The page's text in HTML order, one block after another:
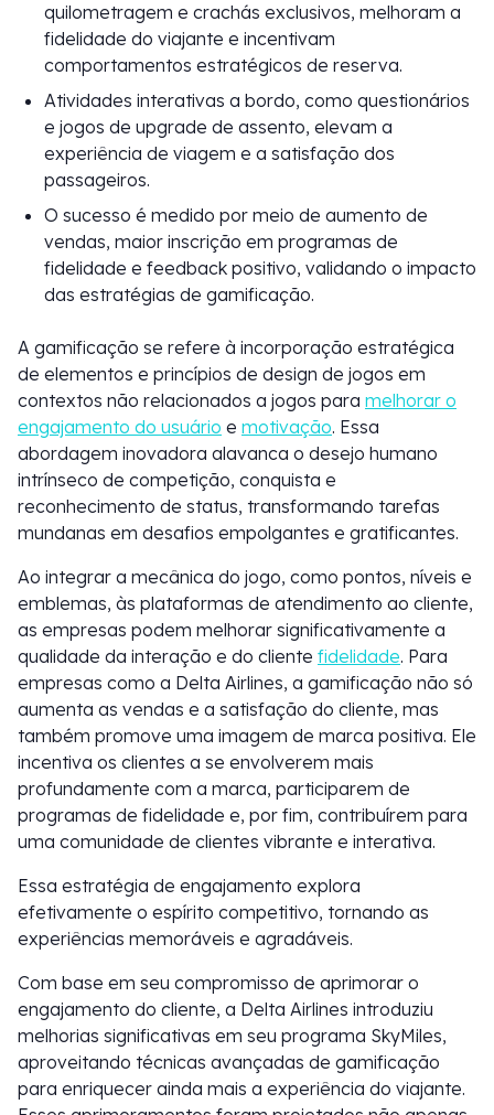
quilometragem e crachás exclusivos, melhoram a
fidelidade do viajante e incentivam
comportamentos estratégicos de reserva.
Atividades interativas a bordo, como questionários
e jogos de upgrade de assento, elevam a
experiência de viagem e a satisfação dos
passageiros.
O sucesso é medido por meio de aumento de
vendas, maior inscrição em programas de
fidelidade e feedback positivo, validando o impacto
das estratégias de gamificação.
A gamificação se refere à incorporação estratégica
de elementos e princípios de design de jogos em
contextos não relacionados a jogos para melhorar o
engajamento do usuário e motivação. Essa
abordagem inovadora alavanca o desejo humano
intrínseco de competição, conquista e
reconhecimento de status, transformando tarefas
mundanas em desafios empolgantes e gratificantes.
Ao integrar a mecânica do jogo, como pontos, níveis e
emblemas, às plataformas de atendimento ao cliente,
as empresas podem melhorar significativamente a
qualidade da interação e do cliente fidelidade. Para
empresas como a Delta Airlines, a gamificação não só
aumenta as vendas e a satisfação do cliente, mas
também promove uma imagem de marca positiva. Ele
incentiva os clientes a se envolverem mais
profundamente com a marca, participarem de
programas de fidelidade e, por fim, contribuírem para
uma comunidade de clientes vibrante e interativa.
Essa estratégia de engajamento explora
efetivamente o espírito competitivo, tornando as
experiências memoráveis e agradáveis.
Com base em seu compromisso de aprimorar o
engajamento do cliente, a Delta Airlines introduziu
melhorias significativas em seu programa SkyMiles,
aproveitando técnicas avançadas de gamificação
para enriquecer ainda mais a experiência do viajante.